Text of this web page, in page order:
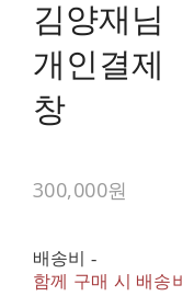
김양재님
개인결제
창
300,000원
배송비 -
함께 구매 시 배송비